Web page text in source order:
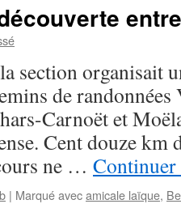
section organisait
de
Carnoët et
Cent douze km
ne …
| Marqué avecamicale laïque,